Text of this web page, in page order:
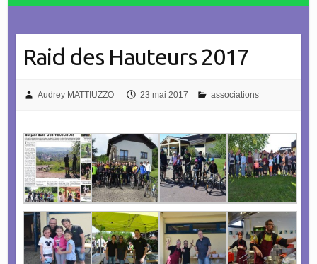
Raid des Hauteurs 2017
Audrey MATTIUZZO 23 mai 2017 associations